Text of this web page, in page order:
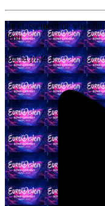
Le classement de vos
Jean
Sur la piste 1